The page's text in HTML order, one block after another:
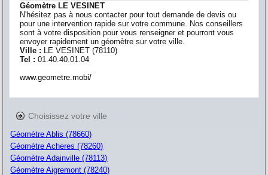
Géomètre LE VESINET
N'hésitez pas à nous contacter pour tout demande de devis ou
pour une intervention rapide sur votre commune. Nos conseillers
sont à votre disposition pour vous renseigner et pourront vous
envoyer rapidement un géomètre sur votre ville.
Ville :
LE VESINET (78110)
Tel :01.40.40.01.04
www.geometre.mobi/
Choisissez votre ville
Géomètre Ablis (78660)
Géomètre Acheres (78260)
Géomètre Adainville (78113)
Géomètre Aigremont (78240)